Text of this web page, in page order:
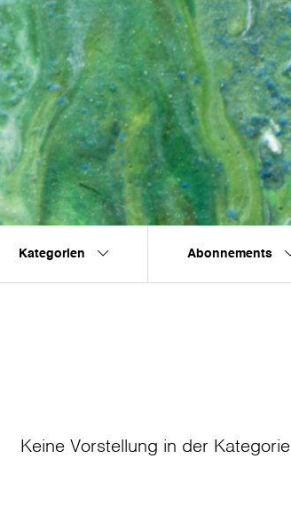
Kategorien Abonnements
Keine Vorstellung in der Kategorie